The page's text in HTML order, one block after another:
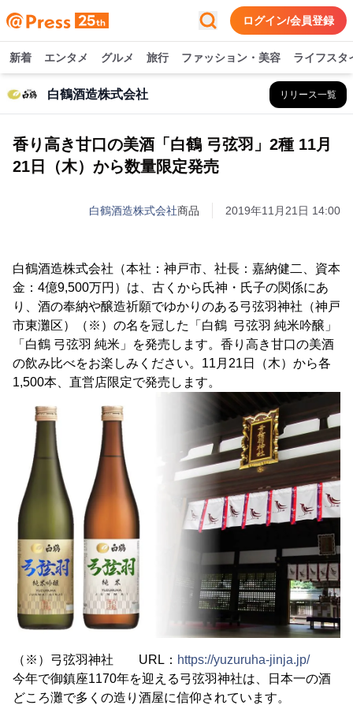
ログイン/会員登録
新着 エンタメ グルメ 旅行 ファッション・美容 ライフスタ
白鶴酒造株式会社 リリース一覧
香り高き甘口の美酒「白鶴 弓弦羽」2種 11月
21日（木）から数量限定発売
白鶴酒造株式会社商品 2019年11月21日 14:00
白鶴酒造株式会社（本社：神戸市、社長：嘉納健二、資本
金：4億9,500万円）は、古くから氏神・氏子の関係にあ
り、酒の奉納や醸造祈願でゆかりのある弓弦羽神社（神戸
市東灘区）（※）の名を冠した「白鶴 弓弦羽 純米吟醸」
「白鶴 弓弦羽 純米」を発売します。香り高き甘口の美酒
の飲み比べをお楽しみください。11月21日（木）から各
1,500本、直営店限定で発売します。
（※）弓弦羽神社 URL： https://yuzuruha-jinja.jp/
今年で御鎮座1170年を迎える弓弦羽神社は、日本一の酒
どころ灘で多くの造り酒屋に信仰されています。